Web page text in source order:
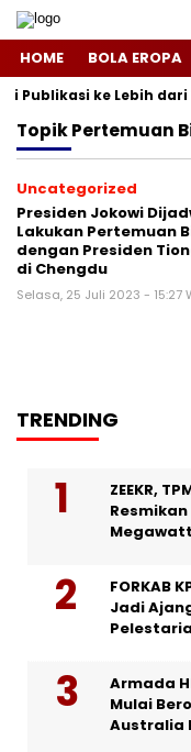
HOME BOLA EROPA
Publikasi ke Lebih dari
TopikPertemuan
Uncategorized
Presiden Jokowi
Lakukan Pertemuan
dengan Presiden
di Chengdu
Selasa, 25 Juli 2023 - 15:27
TRENDING
ZEEKR,
FORKAB
Jadi
Armada
Mulai
Australia